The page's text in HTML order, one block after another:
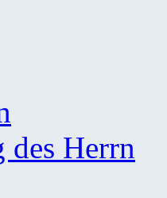
des Herrn